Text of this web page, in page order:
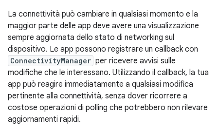
La connettività può cambiare in qualsiasi momento e la
maggior parte delle app deve avere una visualizzazione
sempre aggiornata dello stato di networking sul
dispositivo. Le app possono registrare un callback con
ConnectivityManager per ricevere avvisi sulle
modifiche che le interessano. Utilizzando il callback, la tua
app può reagire immediatamente a qualsiasi modifica
pertinente alla connettività, senza dover ricorrere a
costose operazioni di polling che potrebbero non rilevare
aggiornamenti rapidi.